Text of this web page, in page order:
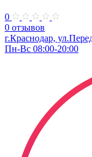
0
0 отзывов
г.Краснодар,
Пн-Вс 08:00-20:00